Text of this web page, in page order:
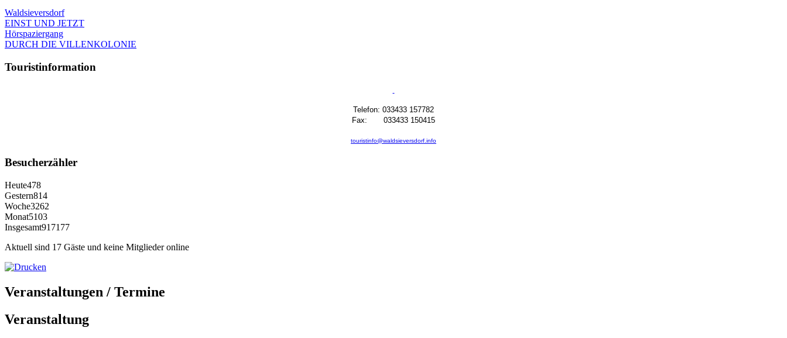
Waldsieversdorf
EINST UND JETZT
Hörspaziergang
DURCH DIE VILLENKOLONIE
Touristinformation
Telefon: 033433 157782
Fax: 033433 150415
touristinfo@waldsieversdorf.info
Besucherzähler
Heute478
Gestern814
Woche3262
Monat5103
Insgesamt917177
Aktuell sind 17 Gäste und keine Mitglieder online
Veranstaltungen / Termine
Veranstaltung